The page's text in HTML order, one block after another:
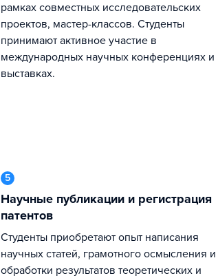
рамках совместных исследовательских
проектов, мастер-классов. Студенты
принимают активное участие в
международных научных конференциях и
выставках.
5
Научные публикации и регистрация
патентов
Студенты приобретают опыт написания
научных статей, грамотного осмысления и
обработки результатов теоретических и